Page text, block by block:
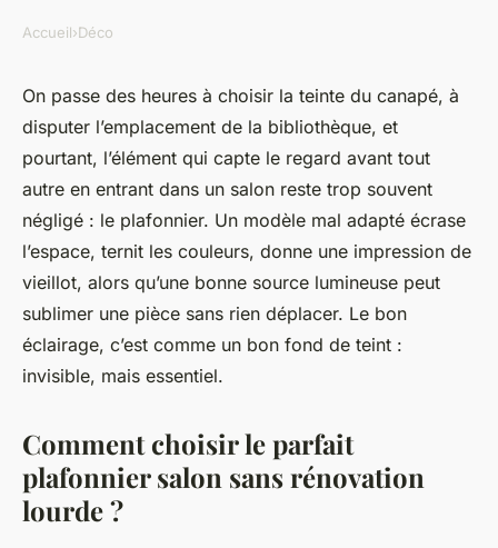
Creer une ambiance
chaleureuse dans son salon
sans tout changer
Camil•03/06/2026 11:56• 9 min de lecture
Accueil›Déco
On passe des heures à choisir la teinte du canapé, à
disputer l’emplacement de la bibliothèque, et
pourtant, l’élément qui capte le regard avant tout
autre en entrant dans un salon reste trop souvent
négligé : le plafonnier. Un modèle mal adapté écrase
l’espace, ternit les couleurs, donne une impression de
vieillot, alors qu’une bonne source lumineuse peut
sublimer une pièce sans rien déplacer. Le bon
éclairage, c’est comme un bon fond de teint :
invisible, mais essentiel.
Comment choisir le parfait
plafonnier salon sans rénovation
lourde ?